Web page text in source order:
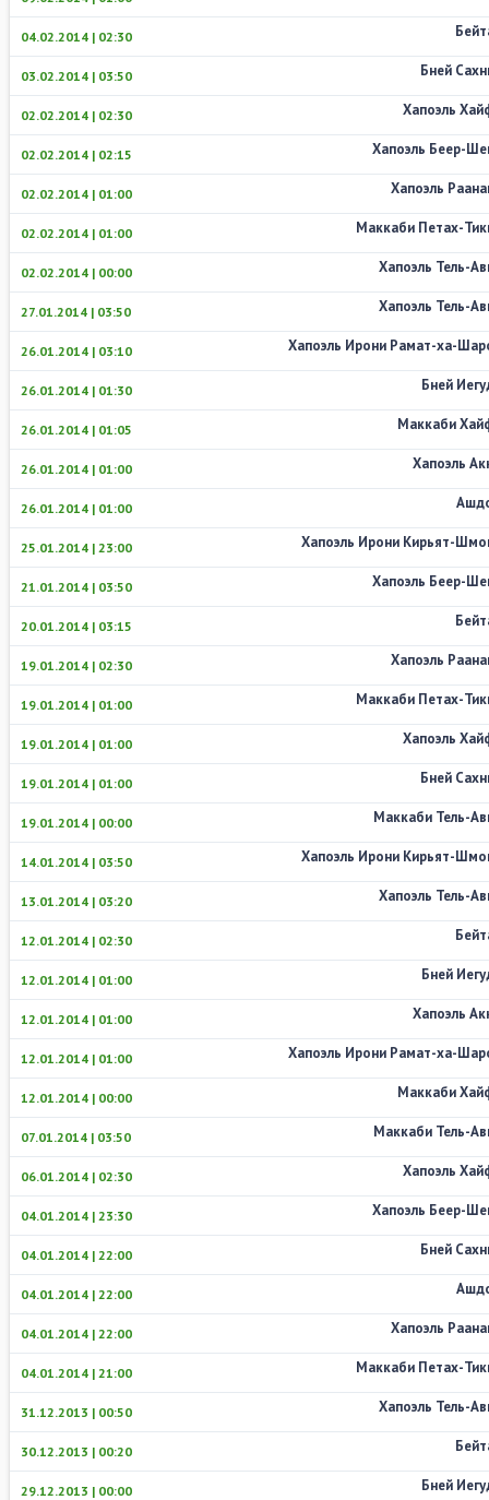
04.02.2014 | 02:30
03.02.2014 | 03:50 Бней
02.02.2014 | 02:30 Хапоэль
02.02.2014 | 02:15 Хапоэль Беер-
02.02.2014 | 01:00 Хапоэль
02.02.2014 | 01:00 Маккаби Петах-
02.02.2014 | 00:00 Хапоэль Тель-
27.01.2014 | 03:50 Хапоэль Тель-
26.01.2014 | 03:10 Хапоэль Ирони Рамат-ха-
26.01.2014 | 01:30 Бней
26.01.2014 | 01:05 Маккаби
26.01.2014 | 01:00 Хапоэль
26.01.2014 | 01:00
25.01.2014 | 23:00 Хапоэль Ирони Кирьят-
21.01.2014 | 03:50 Хапоэль Беер-
20.01.2014 | 03:15
19.01.2014 | 02:30 Хапоэль
19.01.2014 | 01:00 Маккаби Петах-
19.01.2014 | 01:00 Хапоэль
19.01.2014 | 01:00 Бней
19.01.2014 | 00:00 Маккаби Тель-
14.01.2014 | 03:50 Хапоэль Ирони Кирьят-
13.01.2014 | 03:20 Хапоэль Тель-
12.01.2014 | 02:30
12.01.2014 | 01:00 Бней
12.01.2014 | 01:00 Хапоэль
12.01.2014 | 01:00 Хапоэль Ирони Рамат-ха-
12.01.2014 | 00:00 Маккаби
07.01.2014 | 03:50 Маккаби Тель-
06.01.2014 | 02:30 Хапоэль
04.01.2014 | 23:30 Хапоэль Беер-
04.01.2014 | 22:00 Бней
04.01.2014 | 22:00
04.01.2014 | 22:00 Хапоэль
04.01.2014 | 21:00 Маккаби Петах-
31.12.2013 | 00:50 Хапоэль Тель-
30.12.2013 | 00:20
29.12.2013 | 00:00 Бней